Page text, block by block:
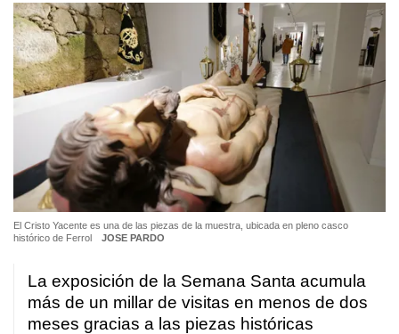
El Cristo Yacente es una de las piezas de la muestra, ubicada en pleno casco
histórico de Ferrol
JOSE PARDO
La exposición de la Semana Santa acumula
más de un millar de visitas en menos de dos
meses gracias a las piezas históricas